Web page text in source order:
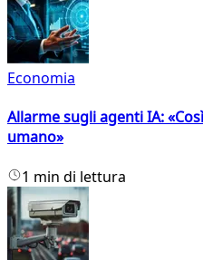
Economia
Allarme sugli agenti IA:
umano»
1 min di lettura